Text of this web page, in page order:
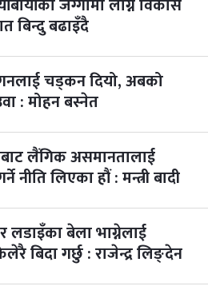
बिन्दु बढाइँदै
चड्कन दियो, अबको
: मोहन बस्नेत
लैंगिक असमानतालाई
नीति लिएका हौं : मन्त्री बादी
बेला भाग्नेलाई
बिदा गर्छु : राजेन्द्र लिङ्देन